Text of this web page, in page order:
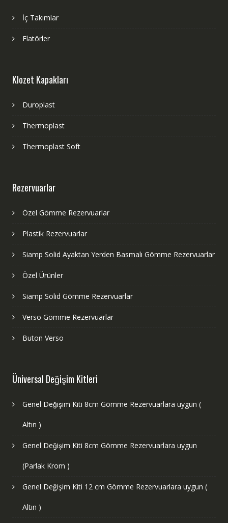
İç Takımlar
Flatörler
Klozet Kapakları
Duroplast
Thermoplast
Thermoplast Soft
Rezervuarlar
Özel Gömme Rezervuarlar
Plastik Rezervuarlar
Siamp Solid Ayaktan Yerden Basmalı Gömme Rezervuarlar
Özel Ürünler
Siamp Solid Gömme Rezervuarlar
Verso Gömme Rezervuarlar
Buton Verso
Üniversal Değişim Kitleri
Genel Değişim Kiti 8cm Gömme Rezervuarlara uygun (
Altın )
Genel Değişim Kiti 8cm Gömme Rezervuarlara uygun
(Parlak Krom )
Genel Değişim Kiti 12 cm Gömme Rezervuarlara uygun (
Altın )